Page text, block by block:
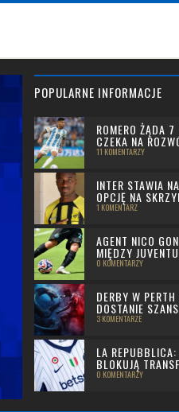
POPULARNE INFORMACJE
ROMERO ŻĄDA
CZEKA NA
11 KOMENTARZY
INTER STAWIA
OPCJĘ NA
1 KOMENTARZ
AGENT NICO
MIĘDZY
0 KOMENTARZY
DERBY W
DOSTANIE
3 KOMENTARZE
LA REPUBBLICA:
BLOKUJĄ
0 KOMENTARZY